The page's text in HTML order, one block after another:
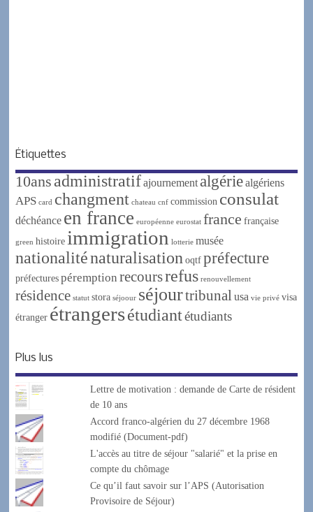
Étiquettes
10ans administratifajournement algériealgériens
APS card changment chateau cnf commission consulat
déchéance en france européenne eurostat france française
green histoire immigration lotterie musée
nationaliténaturalisation oqtf préfecture
préfectures péremption recoursrefus renouvellement
résidence statut stora séjoour séjourtribunal usa vie privé visa
étranger étrangersétudiantétudiants
Plus lus
Lettre de motivation : demande de Carte de résident
de 10 ans
Accord franco-algérien du 27 décembre 1968
modifié (Document-pdf)
L'accès au titre de séjour "salarié" et la prise en
compte du chômage
Ce qu’il faut savoir sur l’APS (Autorisation
Provisoire de Séjour)